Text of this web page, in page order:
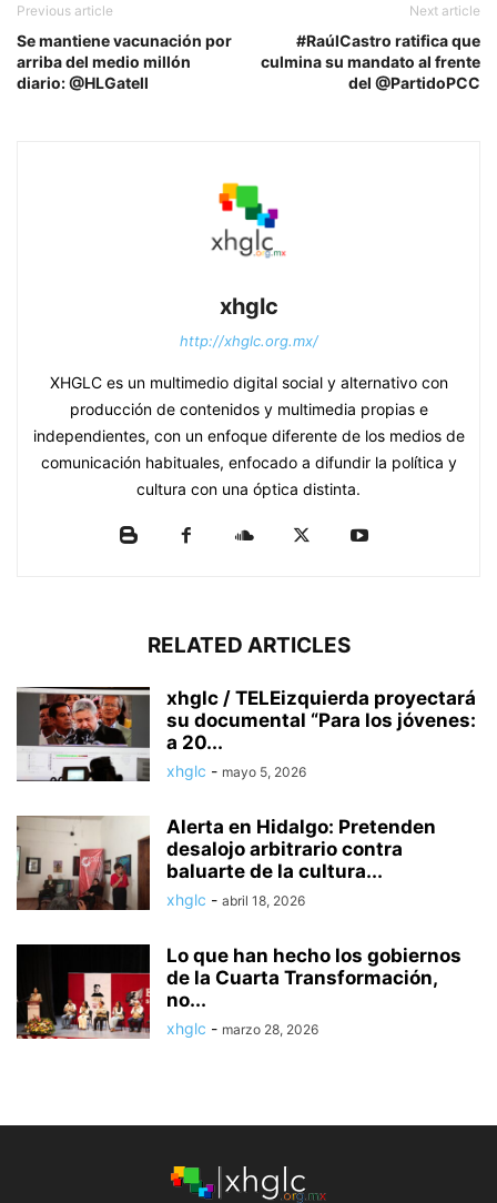
Previous article
Se mantiene vacunación por
arriba del medio millón
diario: @HLGatell
Next article
#RaúlCastro ratifica que
culmina su mandato al frente
del @PartidoPCC
xhglc
http://xhglc.org.mx/
XHGLC es un multimedio digital social y alternativo con
producción de contenidos y multimedia propias e
independientes, con un enfoque diferente de los medios de
comunicación habituales, enfocado a difundir la política y
cultura con una óptica distinta.
RELATED ARTICLES
xhglc / TELEizquierda proyectará
su documental “Para los jóvenes:
a 20...
xhglc - mayo 5, 2026
Alerta en Hidalgo: Pretenden
desalojo arbitrario contra
baluarte de la cultura...
xhglc - abril 18, 2026
Lo que han hecho los gobiernos
de la Cuarta Transformación,
no...
xhglc - marzo 28, 2026